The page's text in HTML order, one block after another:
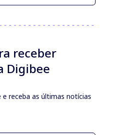
receber
Digibee
receba as últimas notícias